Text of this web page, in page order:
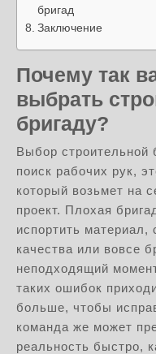
бригад
Заключение
Почему так
выбрать
бригаду?
Выбор строительной
поиск рабочих рук,
который возьмет на
проект. Плохая
испортить материал,
качества или вовсе
неподходящий
таких ошибок
больше, чтобы
команда же может
реальность быстро,